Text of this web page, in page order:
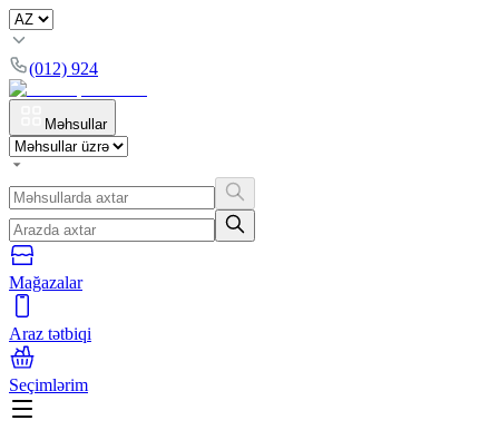
(012) 924
Məhsullar
Mağazalar
Araz tətbiqi
Seçimlərim